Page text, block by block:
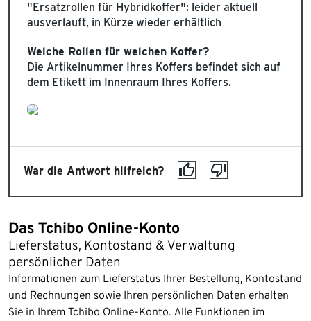
"Ersatzrollen für Hybridkoffer": leider aktuell
ausverlauft, in Kürze wieder erhältlich
Welche Rollen für welchen Koffer?
Die Artikelnummer Ihres Koffers befindet sich auf
dem Etikett im Innenraum Ihres Koffers.
War die Antwort hilfreich?
Das Tchibo Online-Konto
Lieferstatus, Kontostand & Verwaltung
persönlicher Daten
Informationen zum Lieferstatus Ihrer Bestellung, Kontostand
und Rechnungen sowie Ihren persönlichen Daten erhalten
Sie in Ihrem Tchibo Online-Konto. Alle Funktionen im